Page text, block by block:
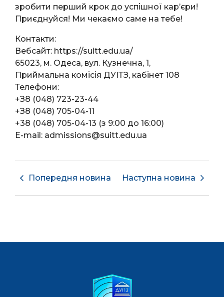
зробити перший крок до успішної кар’єри!
Приєднуйся! Ми чекаємо саме на тебе!
Контакти:
Вебсайт: https://suitt.edu.ua/
65023, м. Одеса, вул. Кузнечна, 1,
Приймальна комісія ДУІТЗ, кабінет 108
Телефони:
+З8 (048) 723-23-44
+З8 (048) 705-04-11
+38 (048) 705-04-13 (з 9:00 до 16:00)
E-mail: admissions@suitt.edu.ua
Попередня новина Наступна новина